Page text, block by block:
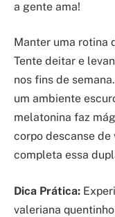
a gente ama!
Manter uma rotina
Tente deitar e
nos fins de
um ambiente
melatonina faz
corpo descanse de
completa essa
Dica Prática:
valeriana